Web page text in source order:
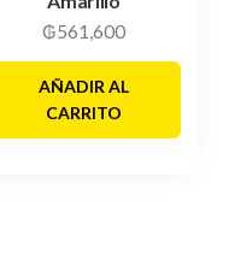
₲561,600
AÑADIR AL
CARRITO